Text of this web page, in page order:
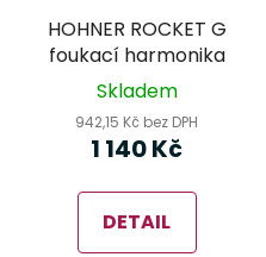
HOHNER ROCKET G
foukací harmonika
Skladem
942,15 Kč bez DPH
1 140 Kč
DETAIL